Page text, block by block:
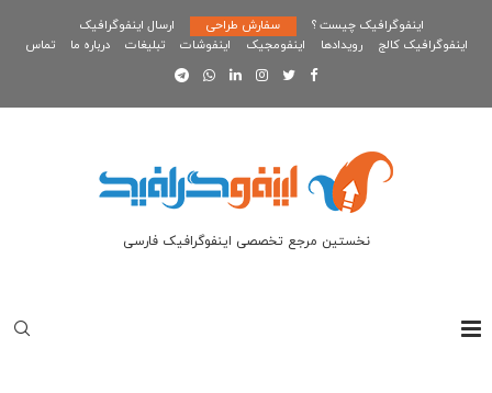
اینفوگرافیک چیست ؟ سفارش طراحی
ارسال اینفوگرافیک
اینفوگرافیک کالج
رویدادها اینفومجیک اینفوشات تبلیغات درباره ما تماس
نخستین مرجع تخصصی اینفوگرافیک فارسی